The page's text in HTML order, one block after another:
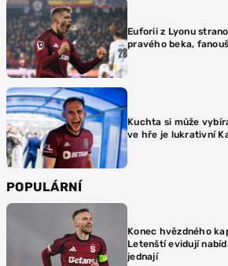
Euforii z Lyonu
pravého beka,
Kuchta si může
ve hře je lukrativní
POPULÁRNÍ
Konec hvězdného
Letenští evidují
jednají